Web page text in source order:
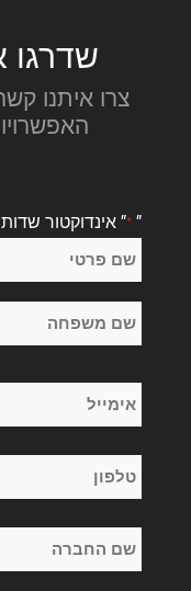
שדרגו
צרו איתנו
"
*" אינדוקטור
שֵׁם
*
פרטי
משפחה
אימייל
*
טלפון
*
שם
החברה